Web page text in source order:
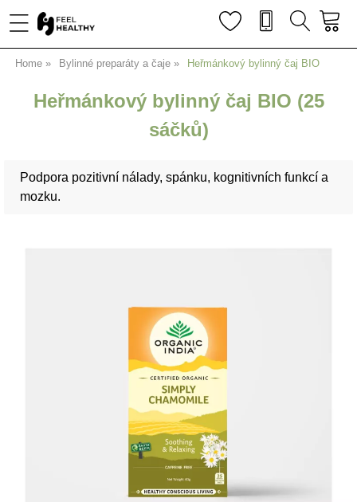
Home Bylinné preparáty a čaje Heřmánkový bylinný čaj BIO
Heřmánkový bylinný čaj BIO (25
sáčků)
Podpora pozitivní nálady, spánku, kognitivních funkcí a
mozku.